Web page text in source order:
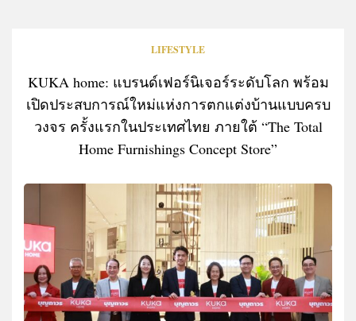
LIFESTYLE
KUKA home: แบรนด์เฟอร์นิเจอร์ระดับโลก พร้อม
เปิดประสบการณ์ใหม่แห่งการตกแต่งบ้านแบบครบ
วงจร ครั้งแรกในประเทศไทย ภายใต้ “The Total
Home Furnishings Concept Store”